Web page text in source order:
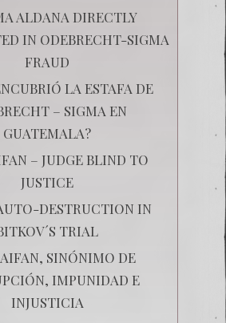
ALDANA DIRECTLY
IN ODEBRECHT-SIGMA
FRAUD
LA ESTAFA DE
– SIGMA EN
GUATEMALA?
– JUDGE BLIND TO
JUSTICE
DESTRUCTION IN
TRIAL
SINÓNIMO DE
IMPUNIDAD E
INJUSTICIA